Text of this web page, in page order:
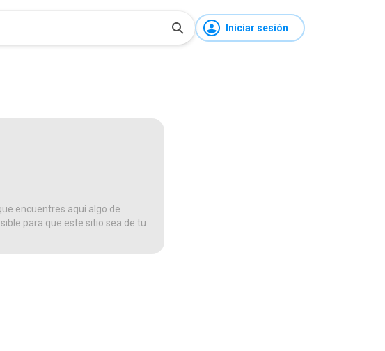
Iniciar sesión
encuentres aquí algo de
para que este sitio sea de tu